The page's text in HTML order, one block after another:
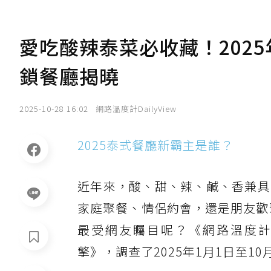
愛吃酸辣泰菜必收藏！
鎖餐廳揭曉
2025-10-28 16:02 網路溫度計DailyView
2025泰式餐廳新霸主是誰？
近年來，酸、甜、辣、鹹、香兼
家庭聚餐、情侶約會，還是朋友
最受網友矚目呢？《網路溫度
擎》，調查了2025年1月1日至10